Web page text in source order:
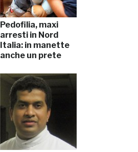
Pedofilia, maxi
arresti in Nord
Italia: in manette
anche un prete